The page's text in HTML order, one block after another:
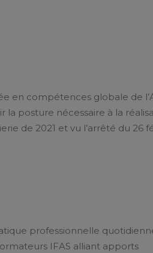
en compétences globale de
la posture nécessaire à la
de 2021 et vu l’arrêté du 26
professionnelle
IFAS alliant apports